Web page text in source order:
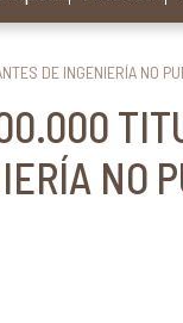
DE INGENIERÍA NO
NO